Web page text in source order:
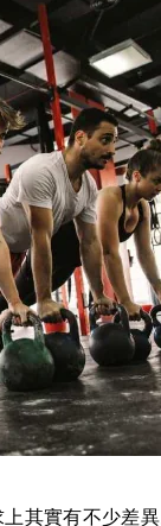
其實有不少差